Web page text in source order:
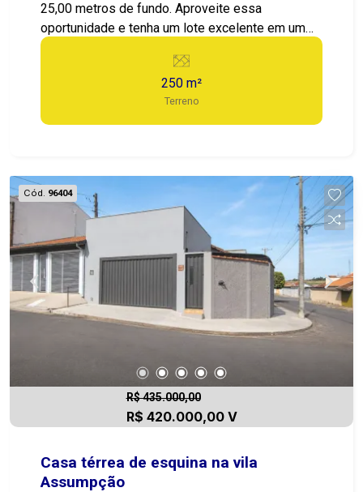
25,00 metros de fundo. Aproveite essa
oportunidade e tenha um lote excelente em um
Bairro que só cresce e valoriza. Agende já sua
250 m²
Terreno
Cód. 96404
R$ 435.000,00
R$ 420.000,00 V
Casa térrea de esquina na vila
Assumpção